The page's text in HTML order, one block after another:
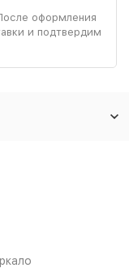
оформления
и подтвердим